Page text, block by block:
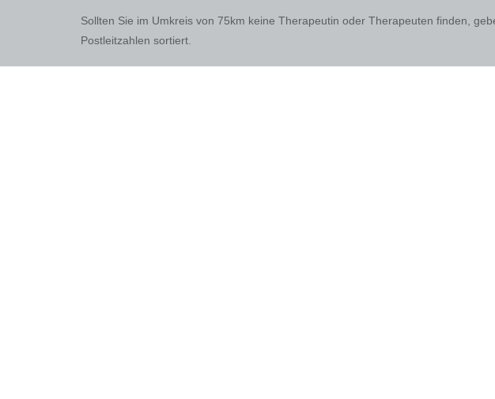
Sollten Sie im Umkreis von 75km keine Therapeutin oder Therapeuten finden,
Postleitzahlen sortiert.